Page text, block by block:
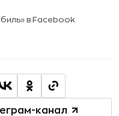
в Facebook
канал